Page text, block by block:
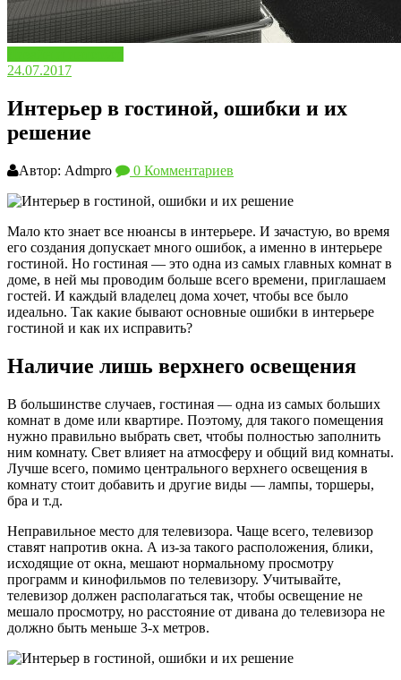
24.07.2017
Интерьер в гостиной, ошибки и их
решение
Автор: Admpro 0 Комментариев
Мало кто знает все нюансы в интерьере. И зачастую, во время
его создания допускает много ошибок, а именно в интерьере
гостиной. Но гостиная — это одна из самых главных комнат в
доме, в ней мы проводим больше всего времени, приглашаем
гостей. И каждый владелец дома хочет, чтобы все было
идеально. Так какие бывают основные ошибки в интерьере
гостиной и как их исправить?
Наличие лишь верхнего освещения
В большинстве случаев, гостиная — одна из самых больших
комнат в доме или квартире. Поэтому, для такого помещения
нужно правильно выбрать свет, чтобы полностью заполнить
ним комнату. Свет влияет на атмосферу и общий вид комнаты.
Лучше всего, помимо центрального верхнего освещения в
комнату стоит добавить и другие виды — лампы, торшеры,
бра и т.д.
Неправильное место для телевизора. Чаще всего, телевизор
ставят напротив окна. А из-за такого расположения, блики,
исходящие от окна, мешают нормальному просмотру
программ и кинофильмов по телевизору. Учитывайте,
телевизор должен располагаться так, чтобы освещение не
мешало просмотру, но расстояние от дивана до телевизора не
должно быть меньше 3-х метров.